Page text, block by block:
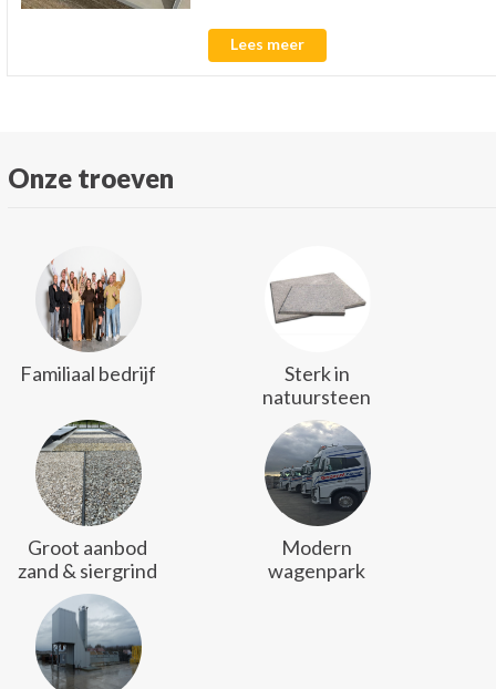
Lees meer
Onze troeven
Familiaal bedrijf
Sterk in
natuursteen
Groot aanbod
zand & siergrind
Modern
wagenpark